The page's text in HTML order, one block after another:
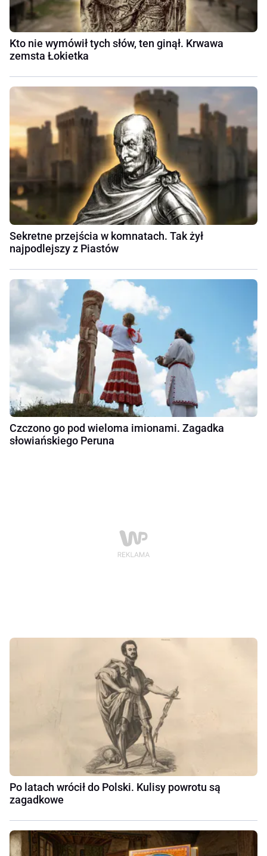
Kto nie wymówił tych słów, ten ginął. Krwawa
zemsta Łokietka
Sekretne przejścia w komnatach. Tak żył
najpodlejszy z Piastów
Czczono go pod wieloma imionami. Zagadka
słowiańskiego Peruna
Po latach wrócił do Polski. Kulisy powrotu są
zagadkowe